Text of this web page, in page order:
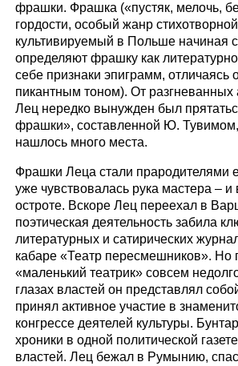
фрашки. Фрашка («пустяк, мелочь,
гордости, особый жанр
культивируемый в Польше начиная
определяют фрашку как
себе признаки эпиграмм, отличаясь
пикантным тоном). От разгневанных
Лец нередко вынужден был
фрашки», составленной Ю.
нашлось много места.
Фрашки Леца стали прародителями
уже чувствовалась рука мастера – и
остроте. Вскоре Лец переехал в
поэтическая деятельность забила
литературных и сатирических
кабаре «Театр пересмешников». Но
«маленький театрик» совсем
глазах властей он представлял
принял активное участие в
конгрессе деятелей культуры.
хроники в одной политической
властей. Лец бежал в Румынию,